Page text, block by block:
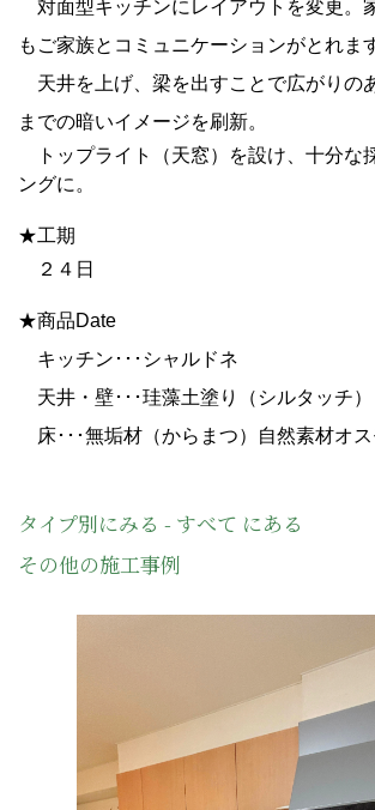
対面型キッチンにレイアウトを変更。
もご家族と コミュニケーションがとれま
天井を上げ、梁を出すことで広がりの
までの暗いイメージを刷新。
トップライト（天窓）を設け、十分な
ングに。
★工期
２４日
★商品Date
キッチン･･･シャルドネ
天井・壁･･･珪藻土塗り（シルタッチ）
床･･･無垢材（からまつ） 自然素材オス
タイプ別にみる - すべて にある
その他の施工事例